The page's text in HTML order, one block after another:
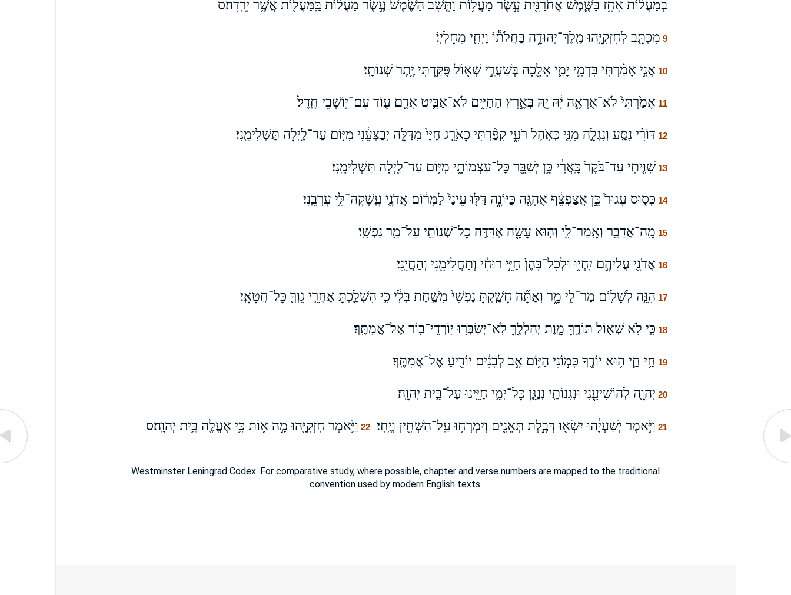
בְמַעֲל֨וֹת אָחָ֥ז בַּשֶּׁ֛מֶשׁ אֲחֹרַנִּ֖ית עֶ֣שֶׂר מַעֲל֑וֹת וַתָּ֤שָׁב הַשֶּׁ֙מֶשׁ֙ עֶ֣שֶׂר מַעֲל֔וֹת בַּֽמַּעֲל֖וֹת אֲשֶׁ֥ר יָרָֽדָה׃ס
9 מִכְתָּ֖ב לְחִזְקִיָּ֣הוּ מֶֽלֶךְ־יְהוּדָ֑ה בַּחֲלֹת֕וֹ וַיְחִ֖י מֵחָלְיֽוֹ׃
10 אֲנִ֣י אָמַ֗רְתִּי בִּדְמִ֥י יָמַ֛י אֵלֵ֖כָה בְּשַׁעֲרֵ֣י שְׁא֑וֹל פֻּקַּ֖דְתִּי יֶ֥תֶר שְׁנוֹתָֽי׃
11 אָמַ֙רְתִּי֙ לֹא־אֶרְאֶ֣ה יָ֔הּ יָ֖הּ בְּאֶ֣רֶץ הַחַיִּ֑ים לֹא־אַבִּ֥יט אָדָ֛ם ע֖וֹד עִם־י֥וֹשְׁבֵי חָֽדֶל׃
12 דּוֹרִ֗י נִסַּ֧ע וְנִגְלָ֛ה מִנִּ֖י כְּאֹ֣הֶל רֹעִ֑י קִפַּ֨דְתִּי כָאֹרֵ֤ג חַיַּי֙ מִדַּלָּ֣ה יְבַצְּעֵ֔נִי מִיּ֥וֹם עַד־לַ֖יְלָה תַּשְׁלִימֵֽנִי׃
13 שִׁוִּ֤יתִי עַד־בֹּ֙קֶר֙ כָּֽאֲרִ֔י כֵּ֥ן יְשַׁבֵּ֖ר כָּל־עַצְמוֹתָ֑י מִיּ֥וֹם עַד־לַ֖יְלָה תַּשְׁלִימֵֽנִי׃
14 כְּס֤וּס עָגוּר֙ כֵּ֣ן אֲצַפְצֵ֔ף אֶהְגֶּ֖ה כַּיּוֹנָ֑ה דַּלּ֤וּ עֵינַי֙ לַמָּר֔וֹם אֲדֹנָ֖י עָֽשְׁקָה־לִּ֥י עָרְבֵֽנִי׃
15 מָֽה־אֲדַבֵּ֥ר וְאָֽמַר־לִ֖י וְה֣וּא עָשָׂ֑ה אֶדַּדֶּ֥ה כָל־שְׁנוֹתַ֖י עַל־מַ֥ר נַפְשִֽׁי׃
16 אֲדֹנָ֖י עֲלֵיהֶ֣ם יִֽחְי֑וּ וּלְכָל־בָּהֶן֙ חַיֵּ֣י רוּחִ֔י וְתַחֲלִימֵ֖נִי וְהַחֲיֵֽנִי׃
17 הִנֵּ֥ה לְשָׁל֖וֹם מַר־לִ֣י מָ֑ר וְאַתָּ֞ה חָשַׁ֤קְתָּ נַפְשִׁי֙ מִשַּׁ֣חַת בְּלִ֔י כִּ֥י הִשְׁלַ֛כְתָּ אַחֲרֵ֥י גֵוְךָ֖ כָּל־חֲטָאָֽי׃
18 כִּ֣י לֹ֥א שְׁא֛וֹל תּוֹדֶ֖ךָּ מָ֣וֶת יְהַלְלֶ֑ךָּ לֹֽא־יְשַׂבְּר֥וּ יֽוֹרְדֵי־ב֖וֹר אֶל־אֲמִתֶּֽךָ׃
19 חַ֥י חַ֛י ה֥וּא יוֹדֶ֖ךָ כָּמ֣וֹנִי הַיּ֑וֹם אָ֣ב לְבָנִ֔ים יוֹדִ֖יעַ אֶל־אֲמִתֶּֽךָ׃
20 יְהוָ֖ה לְהוֹשִׁיעֵ֑נִי וּנְגִנוֹתַ֧י נְנַגֵּ֛ן כָּל־יְמֵ֥י חַיֵּ֖ינוּ עַל־בֵּ֥ית יְהוָֽה׃
21 וַיֹּ֣אמֶר יְשַׁעְיָ֔הוּ יִשְׂא֖וּ דְּבֶ֣לֶת תְּאֵנִ֑ים וְיִמְרְח֥וּ עַֽל־הַשְּׁחִ֖ין וְיֶֽחִי׃ 22 וַיֹּ֥אמֶר חִזְקִיָּ֖הוּ מָ֣ה א֑וֹת כִּ֥י אֶעֱלֶ֖ה בֵּ֥ית יְהוָֽה׃ס
Westminster Leningrad Codex. For comparative study, where possible, chapter and verse numbers are mapped to the traditional
convention used by modern English texts.